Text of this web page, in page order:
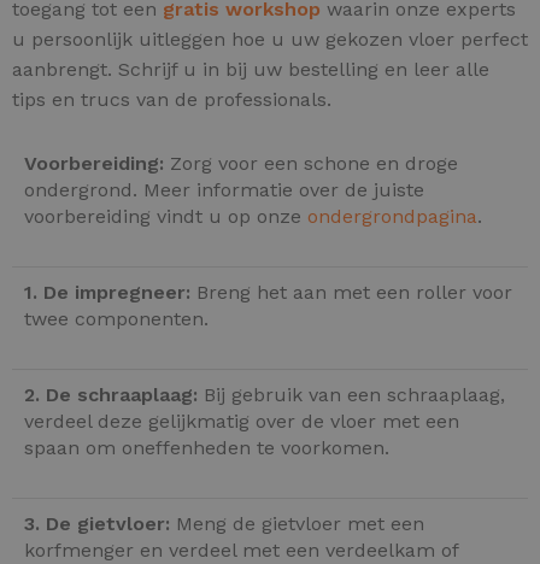
toegang tot een gratis workshop waarin onze experts
u persoonlijk uitleggen hoe u uw gekozen vloer perfect
aanbrengt. Schrijf u in bij uw bestelling en leer alle
tips en trucs van de professionals.
Voorbereiding: Zorg voor een schone en droge
ondergrond. Meer informatie over de juiste
voorbereiding vindt u op onze ondergrondpagina.
1. De impregneer: Breng het aan met een roller voor
twee componenten.
2. De schraaplaag: Bij gebruik van een schraaplaag,
verdeel deze gelijkmatig over de vloer met een
spaan om oneffenheden te voorkomen.
3. De gietvloer: Meng de gietvloer met een
korfmenger en verdeel met een verdeelkam of